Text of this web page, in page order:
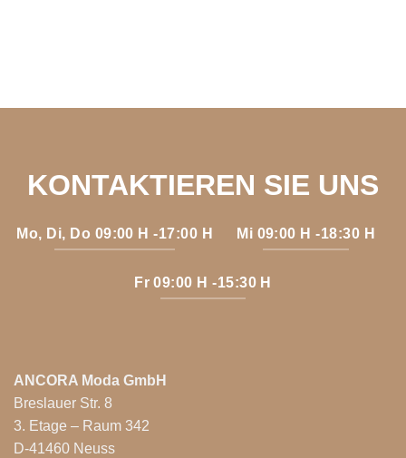
KONTAKTIEREN SIE UNS
Mo, Di, Do 09:00 H -17:00 H Mi 09:00 H -18:30 H
Fr 09:00 H -15:30 H
ANCORA Moda GmbH
Breslauer Str. 8
3. Etage – Raum 342
D-41460 Neuss